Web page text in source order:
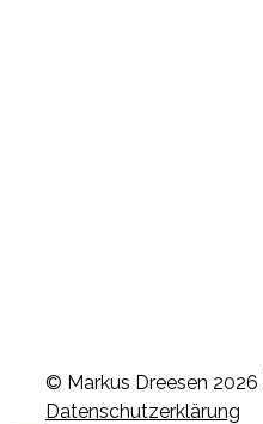
© Markus Dreesen 2026 |
Datenschutzerklärung